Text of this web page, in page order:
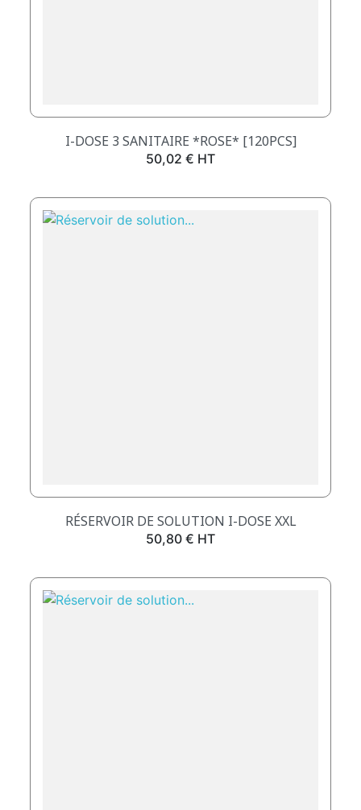
I-DOSE 3 SANITAIRE *ROSE* [120PCS]
Prix
50,02 € HT
RÉSERVOIR DE SOLUTION I-DOSE XXL
Prix
50,80 € HT